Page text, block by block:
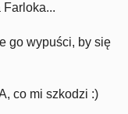
Farloka...
go wypuści, by się
co mi szkodzi :)